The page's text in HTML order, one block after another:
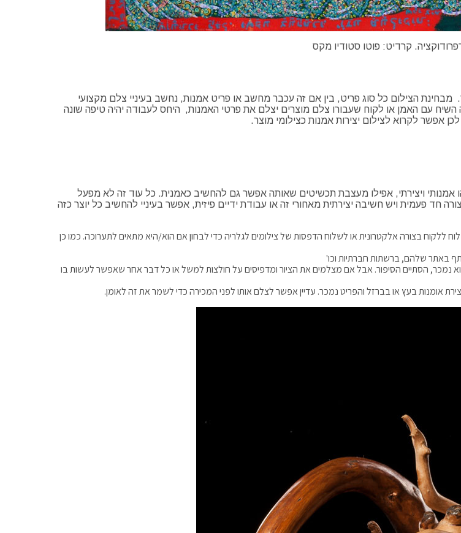
קרדיט: פוטו סטודיו מקס
מבחינת הצילום כל סוג פריט, בין אם זה עכבר מחשב או פריט אמנות, נחשב בעיניי צלם מקצועי
עם האמן או לקוח שעבורו צלם מוצרים יצלם את פרטי האמנות, היחס לעבודה יהיה טיפה שונה
אפשר לקרוא לצילום יצירות אמנות כצילומי מוצר.
אמנותי ויצירתי, אפילו מעצבת תכשיטים שאותה אפשר גם להחשיב כאמנית. כל עוד זה לא מפעל
פעמית ויש חשיבה יצירתית מאחורי זה או עבודת ידיים פיזית, אפשר בעיניי להחשיב כל יוצר כזה
בצורה אלקטרונית או לשלוח הדפסות של צילומים לגלריה כדי לבחון אם הוא/היא מתאים לתערוכה. כמו כן
באתר שלהם, ברשתות חברתיות וכו'
נמכר, הסתיים הסיפור. אבל אם מצלמים את הציור ומדפיסים על חולצות למשל או כל דבר אחר שאפשר לעשות בו
אומנות בעץ או בברזל והפריט נמכר. עדיין אפשר לצלם אותו לפני המכירה כדי לשמר את זה לאומן.